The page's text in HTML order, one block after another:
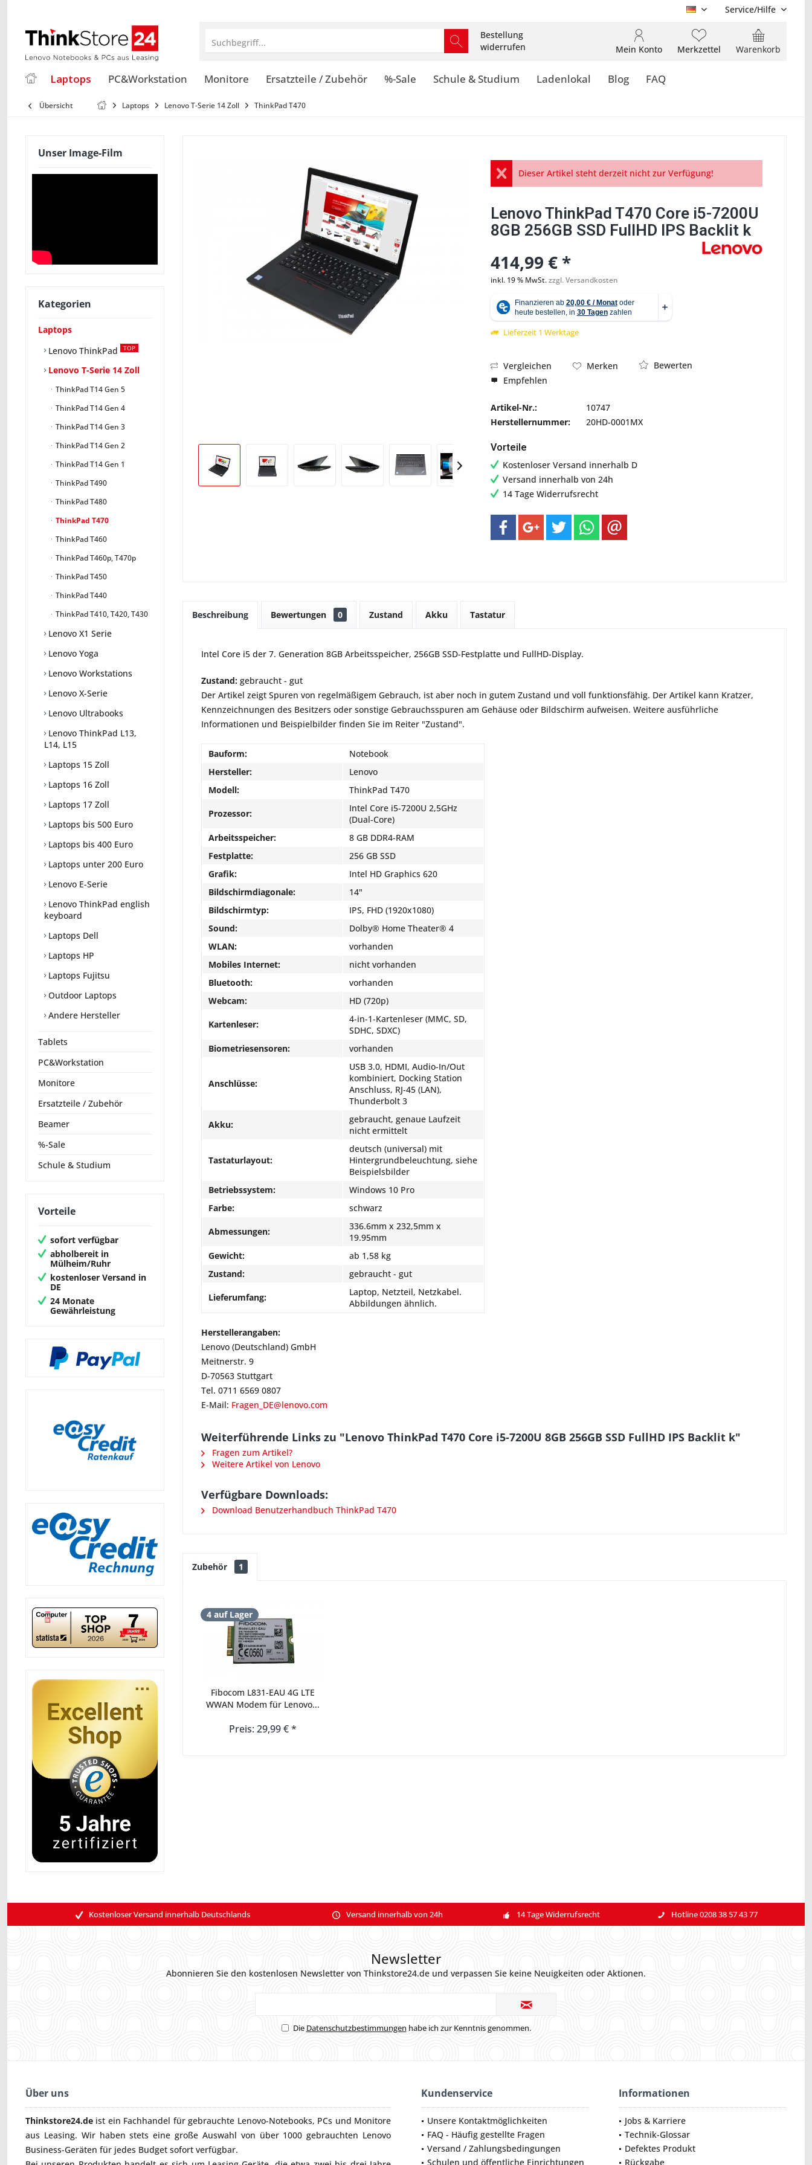
DE Service/Hilfe
Suchbegriff...
Bestellung
widerrufen
Warenkorb
Merkzettel
Mein Konto
Laptops PC&Workstation Monitore Ersatzteile / Zubehör %-Sale Schule & Studium Ladenlokal Blog FAQ
Übersicht Laptops Lenovo T-Serie 14 Zoll ThinkPad T470
Unser Image-Film
Kategorien
Laptops
Lenovo ThinkPad
TOP
Lenovo T-Serie 14 Zoll
ThinkPad T14 Gen 5
ThinkPad T14 Gen 4
ThinkPad T14 Gen 3
ThinkPad T14 Gen 2
ThinkPad T14 Gen 1
ThinkPad T490
ThinkPad T480
ThinkPad T470
ThinkPad T460
ThinkPad T460p, T470p
ThinkPad T450
ThinkPad T440
ThinkPad T410, T420, T430
Lenovo X1 Serie
Lenovo Yoga
Lenovo Workstations
Lenovo X-Serie
Lenovo Ultrabooks
Lenovo ThinkPad L13,
L14, L15
Laptops 15 Zoll
Laptops 16 Zoll
Laptops 17 Zoll
Laptops bis 500 Euro
Laptops bis 400 Euro
Laptops unter 200 Euro
Lenovo E-Serie
Lenovo ThinkPad english
keyboard
Laptops Dell
Laptops HP
Laptops Fujitsu
Outdoor Laptops
Andere Hersteller
Tablets
PC&Workstation
Monitore
Ersatzteile / Zubehör
Beamer
%-Sale
Schule & Studium
Vorteile
sofort verfügbar
abholbereit in
Mülheim/Ruhr
kostenloser Versand in
DE
24 Monate
Gewährleistung
Abbildung ähnlich
Dieser Artikel steht derzeit nicht zur Verfügung!
Lenovo ThinkPad T470 Core i5-7200U
8GB 256GB SSD FullHD IPS Backlit k
414,99 € *
inkl. 19 % MwSt.zzgl. Versandkosten
Lieferzeit 1 Werktage
Vergleichen Merken
Bewerten
Empfehlen
Artikel-Nr.:
10747
Herstellernummer:
20HD-0001MX
Vorteile
Kostenloser Versand innerhalb D
Versand innerhalb von 24h
14 Tage Widerrufsrecht
Beschreibung Bewertungen 0 Zustand Akku Tastatur
Intel Core i5 der 7. Generation 8GB Arbeitsspeicher, 256GB SSD-Festplatte und FullHD-Display.
Zustand: gebraucht - gut
Der Artikel zeigt Spuren von regelmäßigem Gebrauch, ist aber noch in gutem Zustand und voll funktionsfähig. Der Artikel kann Kratzer,
Kennzeichnungen des Besitzers oder sonstige Gebrauchsspuren am Gehäuse oder Bildschirm aufweisen. Weitere ausführliche
Informationen und Beispielbilder finden Sie im Reiter "Zustand".
Bauform:
Notebook
Hersteller:
Lenovo
Modell:
ThinkPad T470
Prozessor:
Intel Core i5-7200U 2,5GHz
(Dual-Core)
Arbeitsspeicher:
8 GB DDR4-RAM
Festplatte:
256 GB SSD
Grafik:
Intel HD Graphics 620
Bildschirmdiagonale:
14"
Bildschirmtyp:
IPS, FHD (1920x1080)
Sound:
Dolby® Home Theater® 4
WLAN:
vorhanden
Mobiles Internet:
nicht vorhanden
Bluetooth:
vorhanden
Webcam:
HD (720p)
Kartenleser:
4-in-1-Kartenleser (MMC, SD,
SDHC, SDXC)
Biometriesensoren:
vorhanden
Anschlüsse:
USB 3.0, HDMI, Audio-In/Out
kombiniert, Docking Station
Anschluss, RJ-45 (LAN),
Thunderbolt 3
Akku:
gebraucht, genaue Laufzeit
nicht ermittelt
Tastaturlayout:
deutsch (universal) mit
Hintergrundbeleuchtung, siehe
Beispielsbilder
Betriebssystem:
Windows 10 Pro
Farbe:
schwarz
Abmessungen:
336.6mm x 232,5mm x
19.95mm
Gewicht:
ab 1,58 kg
Zustand:
gebraucht - gut
Lieferumfang:
Laptop, Netzteil, Netzkabel.
Abbildungen ähnlich.
Herstellerangaben:
Lenovo (Deutschland) GmbH
Meitnerstr. 9
D-70563 Stuttgart
Tel. 0711 6569 0807
E-Mail: Fragen_DE@lenovo.com
Weiterführende Links zu "Lenovo ThinkPad T470 Core i5-7200U 8GB 256GB SSD FullHD IPS Backlit k"
Fragen zum Artikel?
Weitere Artikel von Lenovo
Verfügbare Downloads:
Download Benutzerhandbuch ThinkPad T470
Zubehör 1
4 auf Lager
Fibocom L831-EAU 4G LTE
WWAN Modem für Lenovo...
Preis: 29,99 € *
Kostenloser Versand innerhalb Deutschlands Versand innerhalb von 24h 14 Tage Widerrufsrecht Hotline 0208 38 57 43 77
Newsletter
Abonnieren Sie den kostenlosen Newsletter von Thinkstore24.de und verpassen Sie keine Neuigkeiten oder Aktionen.
Die Datenschutzbestimmungen habe ich zur Kenntnis genommen.
Über uns
Thinkstore24.de ist ein Fachhandel für gebrauchte Lenovo-Notebooks, PCs und Monitore
aus Leasing. Wir haben stets eine große Auswahl von über 1000 gebrauchten Lenovo
Business-Geräten für jedes Budget sofort verfügbar.
Kundenservice
Unsere Kontaktmöglichkeiten
FAQ - Häufig gestellte Fragen
Versand / Zahlungsbedingungen
Schulen und öffentliche Einrichtungen
Informationen
Jobs & Karriere
Technik-Glossar
Defektes Produkt
Rückgabe